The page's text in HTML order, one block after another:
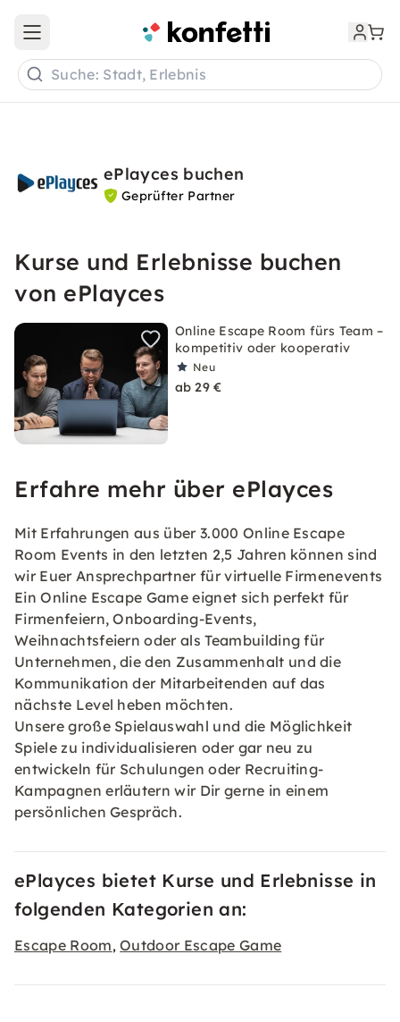
Open main menu
Suche: Stadt, Erlebnis
ePlayces buchen
Geprüfter Partner
Kurse und Erlebnisse buchen
von ePlayces
Online Escape Room fürs Team –
kompetitiv oder kooperativ
Neu
ab 29 €
Erfahre mehr über ePlayces
Mit Erfahrungen aus über 3.000 Online Escape
Room Events in den letzten 2,5 Jahren können sind
wir Euer Ansprechpartner für virtuelle Firmenevents
Ein Online Escape Game eignet sich perfekt für
Firmenfeiern, Onboarding-Events,
Weihnachtsfeiern oder als Teambuilding für
Unternehmen, die den Zusammenhalt und die
Kommunikation der Mitarbeitenden auf das
nächste Level heben möchten.
Unsere große Spielauswahl und die Möglichkeit
Spiele zu individualisieren oder gar neu zu
entwickeln für Schulungen oder Recruiting-
Kampagnen erläutern wir Dir gerne in einem
persönlichen Gespräch.
ePlayces bietet Kurse und Erlebnisse in
folgenden Kategorien an:
Escape Room,Outdoor Escape Game